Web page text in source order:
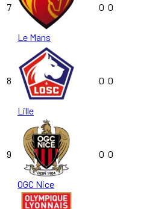
7
Le Mans
0 0
8
Lille
0 0
9
OGC Nice
0 0